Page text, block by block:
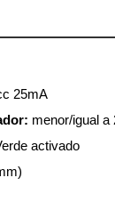
25mA
menor/igual a
activado